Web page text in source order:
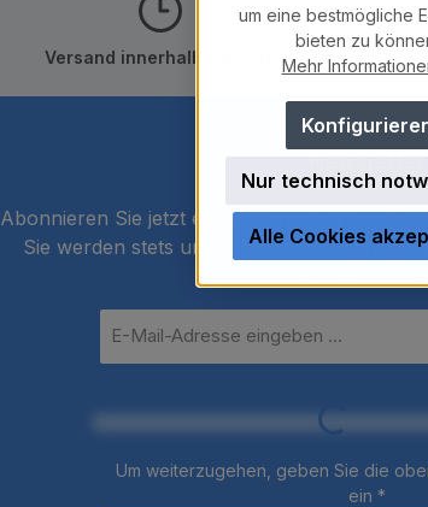
Versand innerhalb von 24h
Abonnieren Sie jetzt einfach unseren
Sie werden stets unter den Ersten sein,
Mail-
Loading...
Um weiterzugehen, geben Sie die
ein *
um eine bestmögliche
bieten zu
Mehr Informationen
Nur technisch
Alle Cookies